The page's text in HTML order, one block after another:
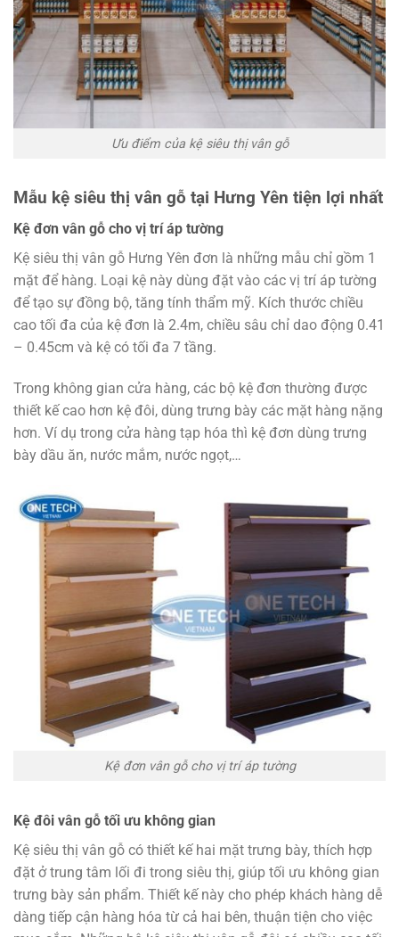
Ưu điểm của kệ siêu thị vân gỗ
Mẫu kệ siêu thị vân gỗ tại Hưng Yên tiện lợi nhất
Kệ đơn vân gỗ cho vị trí áp tường
Kệ siêu thị vân gỗ Hưng Yên đơn là những mẫu chỉ gồm 1
mặt để hàng. Loại kệ này dùng đặt vào các vị trí áp tường
để tạo sự đồng bộ, tăng tính thẩm mỹ. Kích thước chiều
cao tối đa của kệ đơn là 2.4m, chiều sâu chỉ dao động 0.41
– 0.45cm và kệ có tối đa 7 tầng.
Trong không gian cửa hàng, các bộ kệ đơn thường được
thiết kế cao hơn kệ đôi, dùng trưng bày các mặt hàng nặng
hơn. Ví dụ trong cửa hàng tạp hóa thì kệ đơn dùng trưng
bày dầu ăn, nước mắm, nước ngọt,…
Kệ đơn vân gỗ cho vị trí áp tường
Kệ đôi vân gỗ tối ưu không gian
Kệ siêu thị vân gỗ có thiết kế hai mặt trưng bày, thích hợp
đặt ở trung tâm lối đi trong siêu thị, giúp tối ưu không gian
trưng bày sản phẩm. Thiết kế này cho phép khách hàng dễ
dàng tiếp cận hàng hóa từ cả hai bên, thuận tiện cho việc